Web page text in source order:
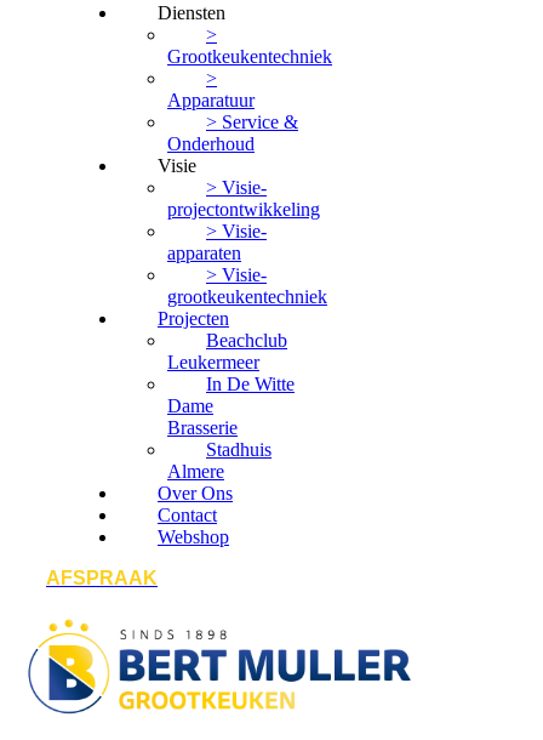
Diensten
>
Grootkeukentechniek
>
Apparatuur
> Service &
Onderhoud
Visie
> Visie-
projectontwikkeling
> Visie-
apparaten
> Visie-
grootkeukentechniek
Projecten
Beachclub
Leukermeer
In De Witte
Dame
Brasserie
Stadhuis
Almere
Over Ons
Contact
Webshop
AFSPRAAK